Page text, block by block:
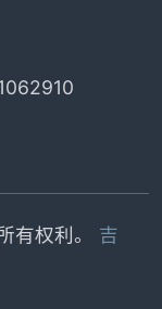
有权利。 吉